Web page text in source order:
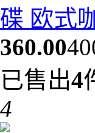
碟 欧式
360.00
已售出4
4